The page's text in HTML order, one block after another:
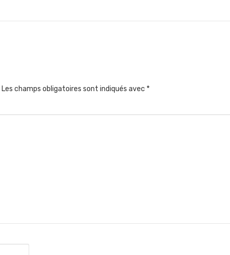
Les champs obligatoires sont indiqués avec *